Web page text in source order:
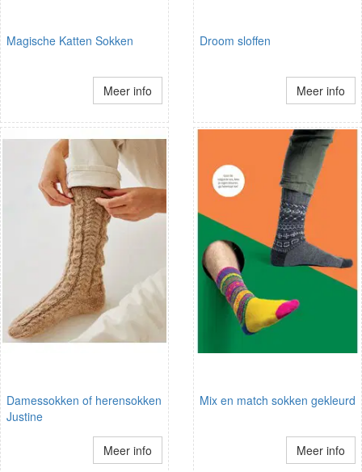
Magische Katten Sokken
Meer info
Droom sloffen
Meer info
Damessokken of herensokken
Justine
Meer info
Mix en match sokken gekleurd
Meer info